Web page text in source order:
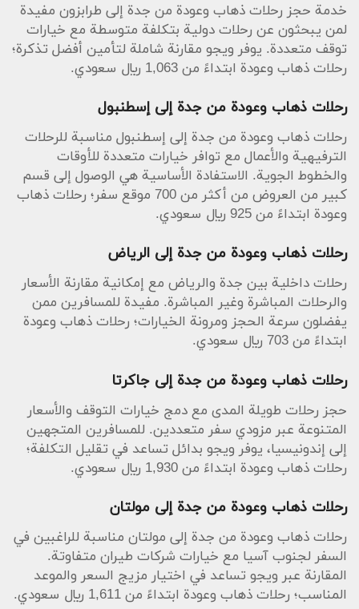
خدمة حجز رحلات ذهاب وعودة من جدة إلى طرابزون مفيدة
لمن يبحثون عن رحلات دولية بتكلفة متوسطة مع خيارات
توقف متعددة. يوفر ويجو مقارنة شاملة لتأمين أفضل تذكرة؛
رحلات ذهاب وعودة ابتداءً من 1,063 ريال سعودي.
رحلات ذهاب وعودة من جدة إلى إسطنبول
رحلات ذهاب وعودة من جدة إلى إسطنبول مناسبة للرحلات
الترفيهية والأعمال مع توافر خيارات متعددة للأوقات
والخطوط الجوية. الاستفادة الأساسية هي الوصول إلى قسم
كبير من العروض من أكثر من 700 موقع سفر؛ رحلات ذهاب
وعودة ابتداءً من 925 ريال سعودي.
رحلات ذهاب وعودة من جدة إلى الرياض
رحلات داخلية بين جدة والرياض مع إمكانية مقارنة الأسعار
والرحلات المباشرة وغير المباشرة. مفيدة للمسافرين ممن
يفضلون سرعة الحجز ومرونة الخيارات؛ رحلات ذهاب وعودة
ابتداءً من 703 ريال سعودي.
رحلات ذهاب وعودة من جدة إلى جاكرتا
حجز رحلات طويلة المدى مع دمج خيارات التوقف والأسعار
المتنوعة عبر مزودي سفر متعددين. للمسافرين المتجهين
إلى إندونيسيا، يوفر ويجو بدائل تساعد في تقليل التكلفة؛
رحلات ذهاب وعودة ابتداءً من 1,930 ريال سعودي.
رحلات ذهاب وعودة من جدة إلى مولتان
رحلات ذهاب وعودة من جدة إلى مولتان مناسبة للراغبين في
السفر لجنوب آسيا مع خيارات شركات طيران متفاوتة.
المقارنة عبر ويجو تساعد في اختيار مزيج السعر والموعد
المناسب؛ رحلات ذهاب وعودة ابتداءً من 1,611 ريال سعودي.